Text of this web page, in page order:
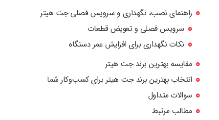
راهنمای نصب، نگهداری و سرویس فصلی جت هیتر
سرویس فصلی و تعویض قطعات
نکات نگهداری برای افزایش عمر دستگاه
مقایسه بهترین برند جت هیتر
انتخاب بهترین برند جت هیتر برای کسب‌وکار شما
سوالات متداول
مطالب مرتبط